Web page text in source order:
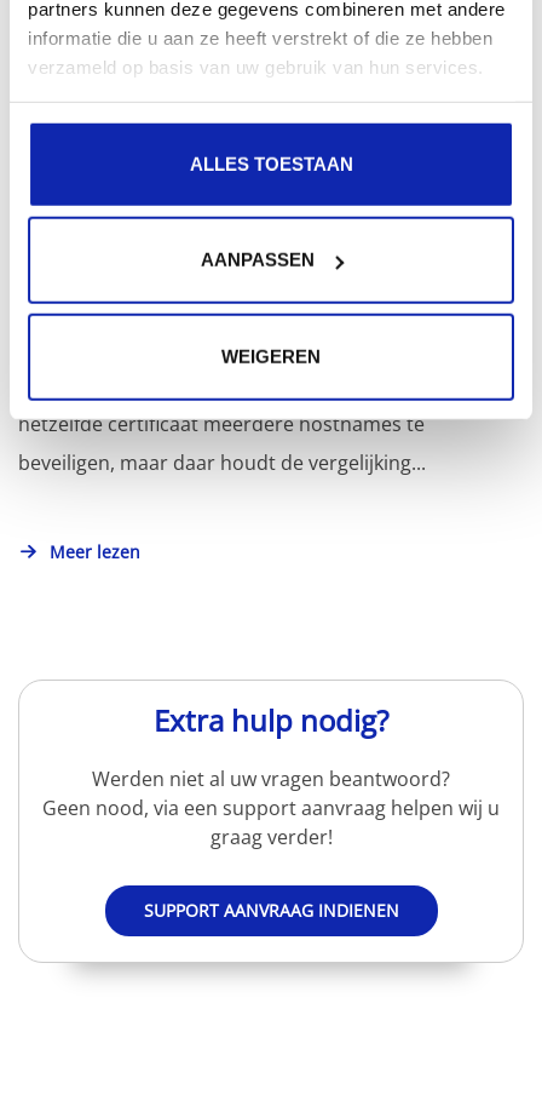
partners kunnen deze gegevens combineren met andere
informatie die u aan ze heeft verstrekt of die ze hebben
verzameld op basis van uw gebruik van hun services.
ALLES TOESTAAN
AANPASSEN
WEIGEREN
na hun identiteit gecontroleerd te...
Meer lezen
Wat is het verschil tussen een Wildcard SSL
certificaat en een SAN SSL certificaat?
hetzelfde certificaat meerdere hostnames te
beveiligen, maar daar houdt de vergelijking...
Meer lezen
Extra hulp nodig?
Werden niet al uw vragen beantwoord?
Geen nood, via een support aanvraag helpen wij u
graag verder!
SUPPORT AANVRAAG INDIENEN